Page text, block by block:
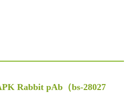
Rabbit pAb （bs-28027